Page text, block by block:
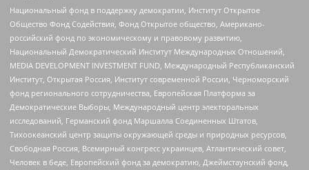
Национальный фонд в поддержку демократии, Институт Открытое
Общество Фонд Содействия, Фонд Открытое общество, Американо-
российский фонд по экономическому и правовому развитию,
Национальный Демократический Институт Международных Отношений,
MEDIA DEVELOPMENT INVESTMENT FUND, Международный Республиканский
Институт, Открытая Россия, Институт современной России, Черноморский
фонд регионального сотрудничества, Европейская Платформа за
Демократические Выборы, Международный центр электоральных
исследований, Германский фонд Маршалла Соединенных Штатов,
Тихоокеанский центр защиты окружающей среды и природных ресурсов,
Свободная Россия, Всемирный конгресс украинцев, Атлантический совет,
Человек в беде, Европейский фонд за демократию, Джеймстаунский фонд,